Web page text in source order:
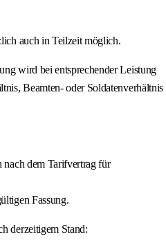
auch in Teilzeit möglich.
wird bei entsprechender Leistung
Beamten- oder Soldatenverhältnis
nach dem Tarifvertrag für
Fassung.
derzeitigem Stand: